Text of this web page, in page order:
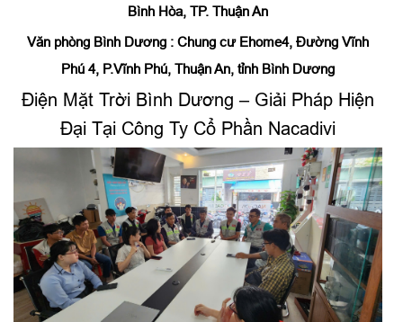
Bình Hòa, TP. Thuận An
Văn phòng Bình Dương : Chung cư Ehome4, Đường Vĩnh
Phú 4, P.Vĩnh Phú, Thuận An, tỉnh Bình Dương
Điện Mặt Trời Bình Dương – Giải Pháp Hiện
Đại Tại Công Ty Cổ Phần Nacadivi